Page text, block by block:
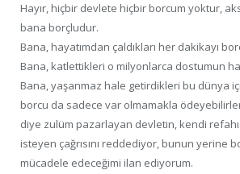
Hayır, hiçbir devlete hiçbir borcum yoktur,
bana borçludur.
Bana, hayatımdan çaldıkları her dakikayı
Bana, katlettikleri o milyonlarca dostumun
Bana, yaşanmaz hale getirdikleri bu dünya
borcu da sadece var olmamakla
diye zulüm pazarlayan devletin, kendi
isteyen çağrısını reddediyor, bunun yerine
mücadele edeceğimi ilan ediyorum.